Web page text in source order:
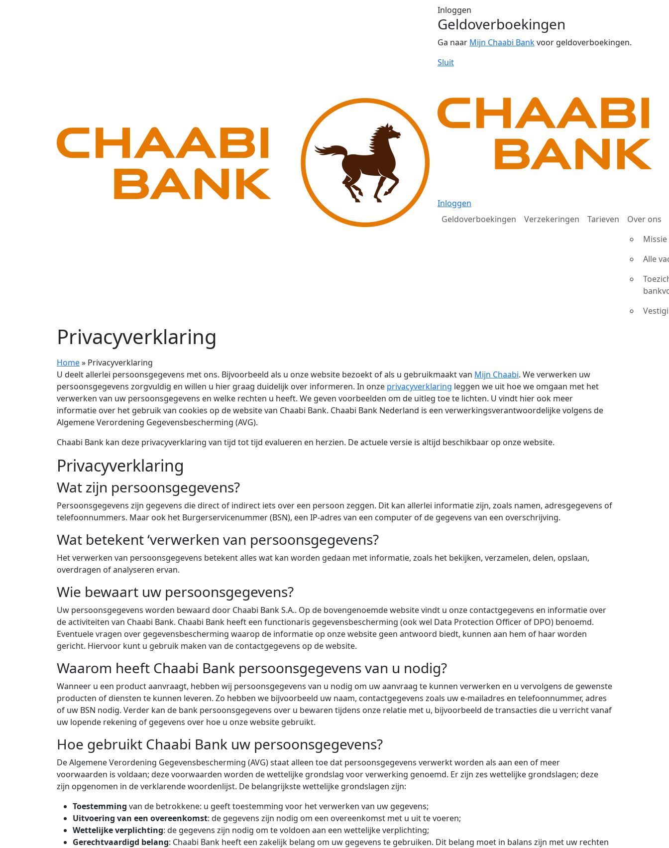
Inloggen
Geldoverboekingen
Ga naar Mijn Chaabi Bankvoor geldoverboekingen.
Sluit
Inloggen
Geldoverboekingen
Verzekeringen Tarieven
Over ons
Alle
Privacyverklaring
Home» Privacyverklaring
U deelt allerlei persoonsgegevens met ons. Bijvoorbeeld als u onze website bezoekt of als u gebruikmaakt van Mijn Chaabi. We verwerken uw
persoonsgegevens zorgvuldig en willen u hier graag duidelijk over informeren. In onze privacyverklaring leggen we uit hoe we omgaan met het
verwerken van uw persoonsgegevens en welke rechten u heeft. We geven voorbeelden om de uitleg toe te lichten. U vindt hier ook meer
informatie over het gebruik van cookies op de website van Chaabi Bank. Chaabi Bank Nederland is een verwerkingsverantwoordelijke volgens de
Algemene Verordening Gegevensbescherming (AVG).
Chaabi Bank kan deze privacyverklaring van tijd tot tijd evalueren en herzien. De actuele versie is altijd beschikbaar op onze website.
Privacyverklaring
Wat zijn persoonsgegevens?
Persoonsgegevens zijn gegevens die direct of indirect iets over een persoon zeggen. Dit kan allerlei informatie zijn, zoals namen, adresgegevens of
telefoonnummers. Maar ook het Burgerservicenummer (BSN), een IP-adres van een computer of de gegevens van een overschrijving.
Wat betekent ‘verwerken van persoonsgegevens?
Het verwerken van persoonsgegevens betekent alles wat kan worden gedaan met informatie, zoals het bekijken, verzamelen, delen, opslaan,
overdragen of analyseren ervan.
Wie bewaart uw persoonsgegevens?
Uw persoonsgegevens worden bewaard door Chaabi Bank S.A.. Op de bovengenoemde website vindt u onze contactgegevens en informatie over
de activiteiten van Chaabi Bank. Chaabi Bank heeft een functionaris gegevensbescherming (ook wel Data Protection Officer of DPO) benoemd.
Eventuele vragen over gegevensbescherming waarop de informatie op onze website geen antwoord biedt, kunnen aan hem of haar worden
gericht. Hiervoor kunt u gebruik maken van de contactgegevens op de website.
Waarom heeft Chaabi Bank persoonsgegevens van u nodig?
Wanneer u een product aanvraagt, hebben wij persoonsgegevens van u nodig om uw aanvraag te kunnen verwerken en u vervolgens de gewenste
producten of diensten te kunnen leveren. Zo hebben we bijvoorbeeld uw naam, contactgegevens zoals uw e-mailadres en telefoonnummer, adres
of uw BSN nodig. Verder kan de bank persoonsgegevens over u bewaren tijdens onze relatie met u, bijvoorbeeld de transacties die u verricht vanaf
uw lopende rekening of gegevens over hoe u onze website gebruikt.
Hoe gebruikt Chaabi Bank uw persoonsgegevens?
De Algemene Verordening Gegevensbescherming (AVG) staat alleen toe dat persoonsgegevens verwerkt worden als aan een of meer
voorwaarden is voldaan; deze voorwaarden worden de wettelijke grondslag voor verwerking genoemd. Er zijn zes wettelijke grondslagen; deze
zijn opgenomen in de verklarende woordenlijst. De belangrijkste wettelijke grondslagen zijn:
Toestemming van de betrokkene: u geeft toestemming voor het verwerken van uw gegevens;
Uitvoering van een overeenkomst: de gegevens zijn nodig om een overeenkomst met u uit te voeren;
Wettelijke verplichting: de gegevens zijn nodig om te voldoen aan een wettelijke verplichting;
Gerechtvaardigd belang: Chaabi Bank heeft een zakelijk belang om uw gegevens te gebruiken. Dit belang moet in balans zijn met uw rechten